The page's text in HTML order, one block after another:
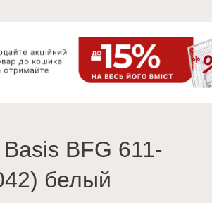
BFG 611-
белый